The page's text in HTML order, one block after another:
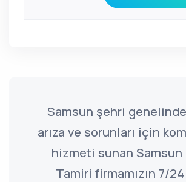
Samsun şehri
arıza ve sorunları için
hizmeti sunan Samsun
Tamiri firmamızın 7/24